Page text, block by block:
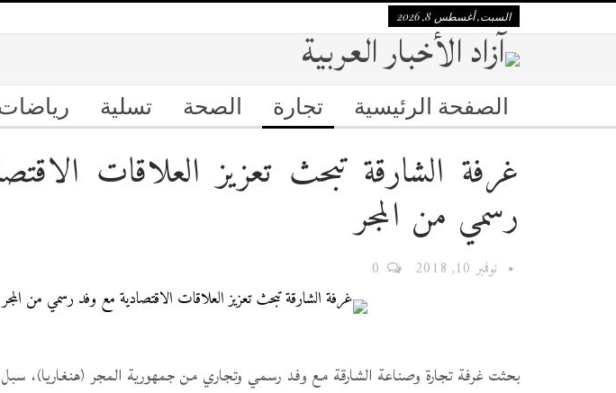
السبت, أغسطس 8, 2026
الصفحة الرئيسية تجارة الصحة تسلية
غرفة الشارقة تبحث تعزيز العلاقات
رسمي من المجر
نوفمبر 10, 2018
بحثت غرفة تجارة وصناعة الشارقة مع وفد رسمي وتجاري من جمهورية المجر (هنغاريا)، سبل